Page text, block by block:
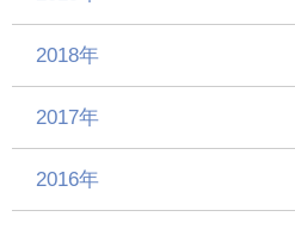
2018年
2017年
2016年